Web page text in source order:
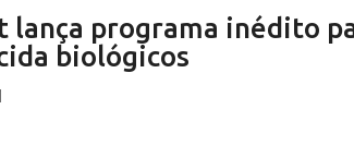
lança programa inédito
biológicos